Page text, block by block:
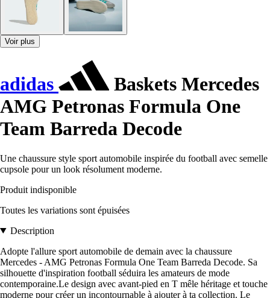
Voir plus
adidas
Baskets Mercedes
AMG Petronas Formula One
Team Barreda Decode
Une chaussure style sport automobile inspirée du football avec semelle
cupsole pour un look résolument moderne.
Produit indisponible
Toutes les variations sont épuisées
Description
Adopte l'allure sport automobile de demain avec la chaussure
Mercedes - AMG Petronas Formula One Team Barreda Decode. Sa
silhouette d'inspiration football séduira les amateurs de mode
contemporaine.Le design avec avant-pied en T mêle héritage et touche
moderne pour créer un incontournable à ajouter à ta collection. Le